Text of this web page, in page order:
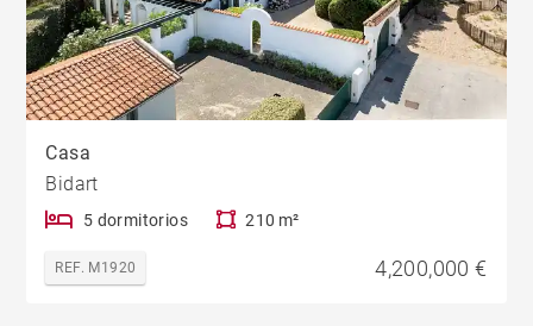
Casa
Bidart
5 dormitorios 210 m²
REF. M1920 4,200,000 €